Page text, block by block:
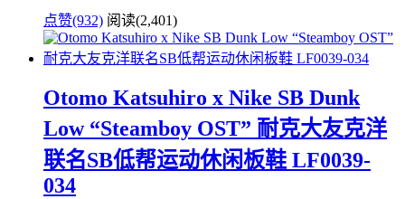
点赞(932) 阅读(2,401)
Otomo Katsuhiro x Nike SB Dunk
Low “Steamboy OST” 耐克大友克洋
联名SB低帮运动休闲板鞋 LF0039-
034